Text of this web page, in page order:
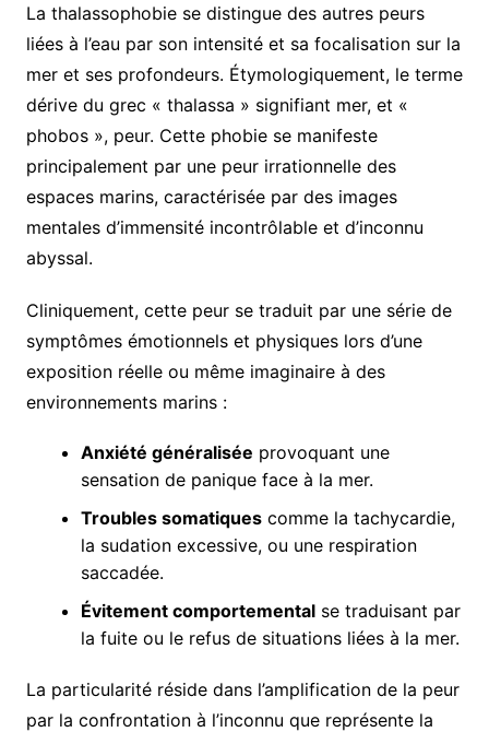
La thalassophobie se distingue des autres peurs
liées à l’eau par son intensité et sa focalisation sur la
mer et ses profondeurs. Étymologiquement, le terme
dérive du grec « thalassa » signifiant mer, et «
phobos », peur. Cette phobie se manifeste
principalement par une peur irrationnelle des
espaces marins, caractérisée par des images
mentales d’immensité incontrôlable et d’inconnu
abyssal.
Cliniquement, cette peur se traduit par une série de
symptômes émotionnels et physiques lors d’une
exposition réelle ou même imaginaire à des
environnements marins :
Anxiété généralisée provoquant une
sensation de panique face à la mer.
Troubles somatiquescomme la tachycardie,
la sudation excessive, ou une respiration
saccadée.
Évitement comportementalse traduisant par
la fuite ou le refus de situations liées à la mer.
La particularité réside dans l’amplification de la peur
par la confrontation à l’inconnu que représente la